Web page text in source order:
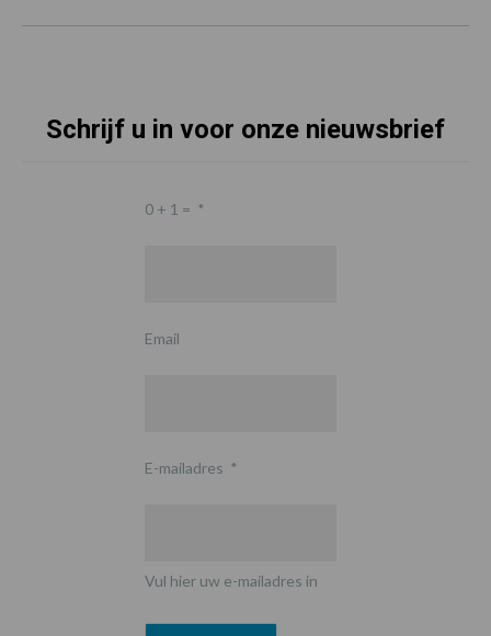
Schrijf u in voor onze nieuwsbrief
0 + 1 = *
Email
E-mailadres *
Vul hier uw e-mailadres in